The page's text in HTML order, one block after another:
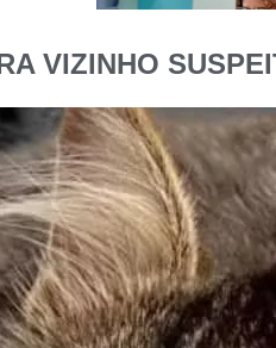
VIZINHO